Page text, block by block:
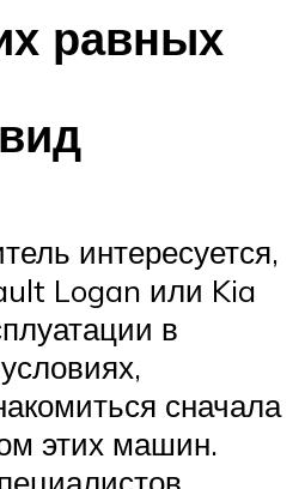
равных
интересуется,
Logan или Kia
в
сначала
этих машин.